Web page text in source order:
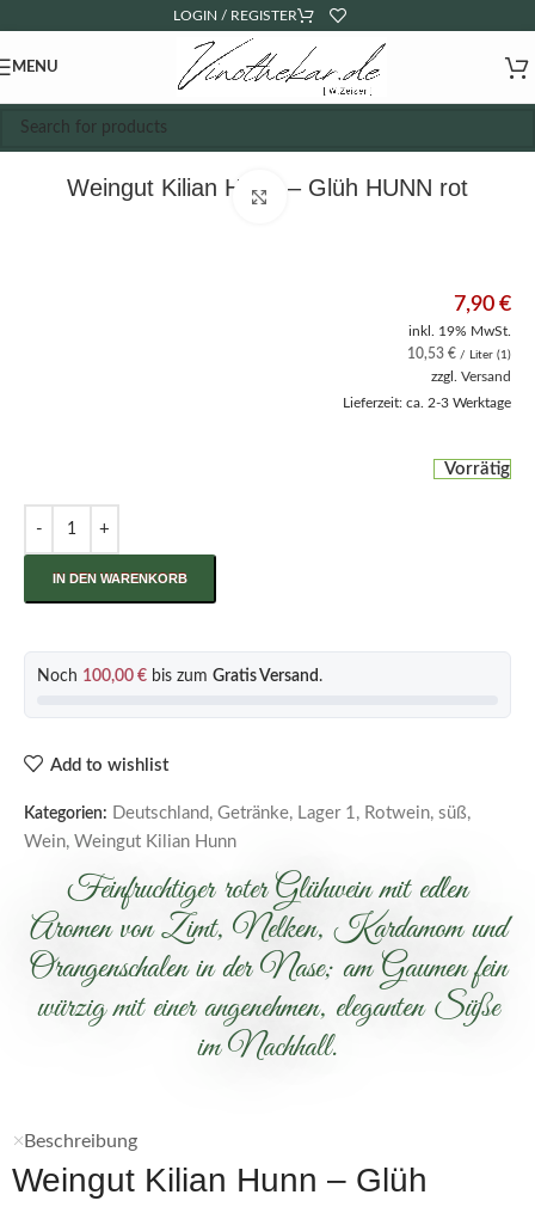
LOGIN / REGISTER
MENU
Weingut Kilian Hunn – Glüh HUNN rot
Click to enlarge
7,90 €
inkl. 19% MwSt.
10,53 € / Liter (1)
zzgl. Versand
Lieferzeit: ca. 2-3 Werktage
Vorrätig
IN DEN WARENKORB
Noch 100,00 € bis zum Gratis Versand .
Add to wishlist
Kategorien: Deutschland, Getränke, Lager 1, Rotwein, süß,
Wein, Weingut Kilian Hunn
Feinfruchtiger roter Glühwein mit edlen
Aromen von Zimt, Nelken, Kardamom und
Orangenschalen in der Nase; am Gaumen fein
würzig mit einer angenehmen, eleganten Süße
im Nachhall.
Beschreibung
Weingut Kilian Hunn – Glüh